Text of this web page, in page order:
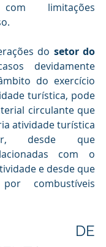
limitações
do setor do
devidamente
do exercício
turística, pode
circulante que
atividade turística
desde que
com o
e desde que
combustíveis
DE